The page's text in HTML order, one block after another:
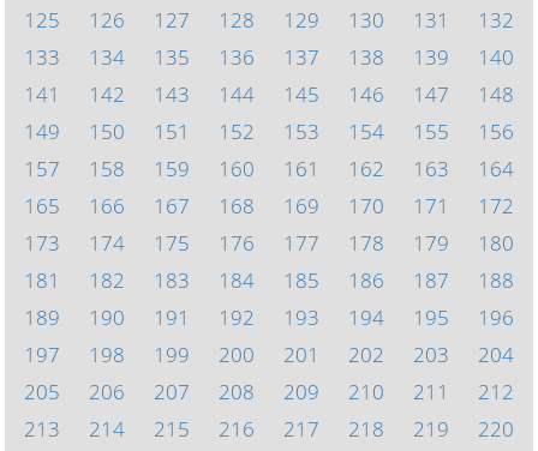
125
126 127 128 129 130 131
132
133
134 135 136 137 138 139
140
141
142 143 144 145 146 147
148
149
150 151 152 153 154 155
156
157
158 159 160 161 162 163
164
165
166 167 168 169 170 171
172
173
174 175 176 177 178 179
180
181
182 183 184 185 186 187
188
189
190 191 192 193 194 195
196
197
198 199 200 201 202 203
204
205
206 207 208 209 210 211
212
213
214 215 216 217 218 219
220